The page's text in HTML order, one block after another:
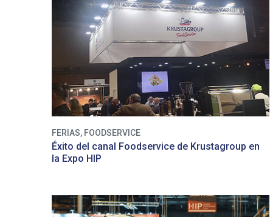
FERIAS, FOODSERVICE
Éxito del canal Foodservice de Krustagroup en
la Expo HIP